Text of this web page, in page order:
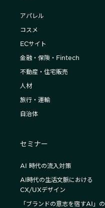
アパレル
コスメ
ECサイト
金融・保険・Fintech
不動産・住宅販売
人材
旅行・運輸
自治体
セミナー
AI 時代の流入対策
AI時代の生活文脈における
CX/UXデザイン
「ブランドの意志を宿すAI」の